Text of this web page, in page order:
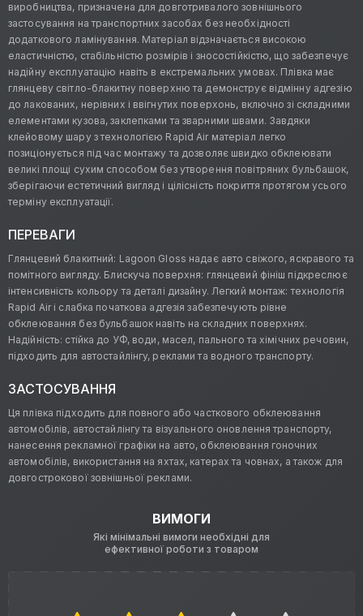
виробництва, призначена для довготривалого зовнішнього
застосування на транспортних засобах без необхідності
додаткового ламінування. Матеріал відзначається високою
еластичністю, стабільністю розмірів і зносостійкістю, що забезпечує
надійну експлуатацію навіть в екстремальних умовах. Плівка має
глянцеву світло-блакитну поверхню та демонструє відмінну адгезію
до лакованих, нерівних і ввігнутих поверхонь, включно зі складними
елементами кузова, заклепками та зварними швами. Завдяки
клейовому шару з технологією Rapid Air матеріал легко
позиціонується під час монтажу та дозволяє швидко обклеювати
великі площі сухим способом без утворення повітряних бульбашок,
зберігаючи естетичний вигляд і цілісність покриття протягом усього
терміну експлуатації.
ПЕРЕВАГИ
Глянцевий блакитний: Lagoon Gloss надає авто свіжого, яскравого та
помітного вигляду. Блискуча поверхня: глянцевий фініш підкреслює
інтенсивність кольору та деталі дизайну. Легкий монтаж: технологія
Rapid Air і слабка початкова адгезія забезпечують рівне
обклеювання без бульбашок навіть на складних поверхнях.
Надійність: стійка до УФ, води, масел, пального та хімічних речовин,
підходить для автостайлінгу, реклами та водного транспорту.
ЗАСТОСУВАННЯ
Ця плівка підходить для повного або часткового обклеювання
автомобілів, автостайлінгу та візуального оновлення транспорту,
нанесення рекламної графіки на авто, обклеювання гоночних
автомобілів, використання на яхтах, катерах та човнах, а також для
довгострокової зовнішньої реклами.
ВИМОГИ
Які мінімальні вимоги необхідні для
ефективної роботи з товаром